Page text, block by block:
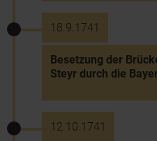
18.9.1741
Besetzung der
Steyr durch die
12.10.1741